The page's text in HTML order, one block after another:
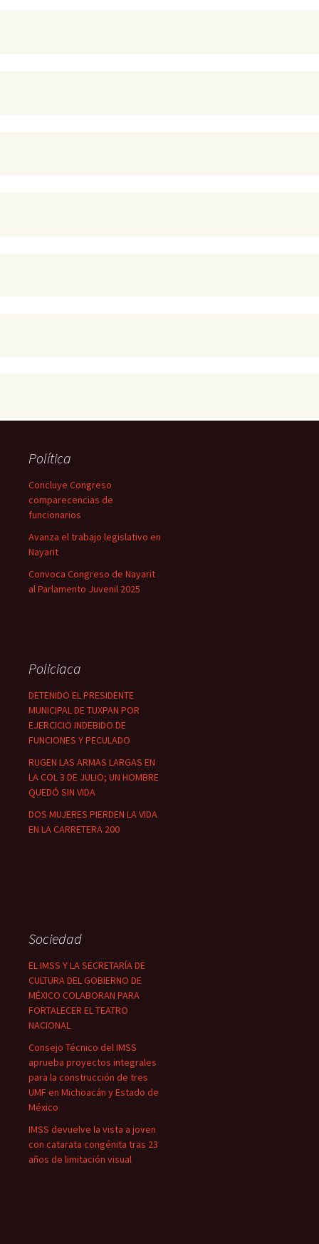
Política
Concluye Congreso
comparecencias de
funcionarios
Avanza el trabajo legislativo en
Nayarit
Convoca Congreso de Nayarit
al Parlamento Juvenil 2025
Policiaca
DETENIDO EL PRESIDENTE
MUNICIPAL DE TUXPAN POR
EJERCICIO INDEBIDO DE
FUNCIONES Y PECULADO
RUGEN LAS ARMAS LARGAS EN
LA COL 3 DE JULIO; UN HOMBRE
QUEDÓ SIN VIDA
DOS MUJERES PIERDEN LA VIDA
EN LA CARRETERA 200
Sociedad
EL IMSS Y LA SECRETARÍA DE
CULTURA DEL GOBIERNO DE
MÉXICO COLABORAN PARA
FORTALECER EL TEATRO
NACIONAL
Consejo Técnico del IMSS
aprueba proyectos integrales
para la construcción de tres
UMF en Michoacán y Estado de
México
IMSS devuelve la vista a joven
con catarata congénita tras 23
años de limitación visual